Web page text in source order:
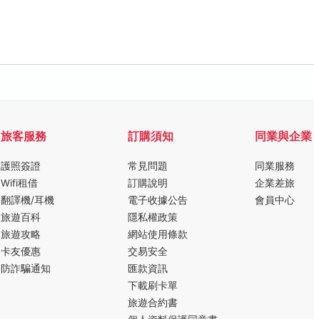
旅客服務
護照簽證
Wifi租借
翻譯機/耳機
旅遊百科
旅遊攻略
卡友優惠
防詐騙通知
訂購須知
常見問題
訂購說明
電子收據公告
隱私權政策
網站使用條款
交易安全
匯款資訊
下載刷卡單
旅遊合約書
同業與企業
同業服務
企業差旅
會員中心